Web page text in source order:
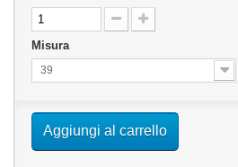
Misura
39
Aggiungi al carrello